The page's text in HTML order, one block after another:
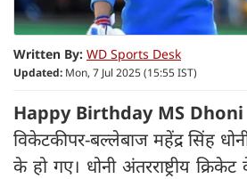
Written By: WD Sports Desk
Updated: Mon, 7 Jul 2025 (15:55 IST)
Happy Birthday MS
विकेटकीपर-बल्लेबाज महेंद्र सिंह
के हो गए। धोनी अंतरराष्ट्रीय